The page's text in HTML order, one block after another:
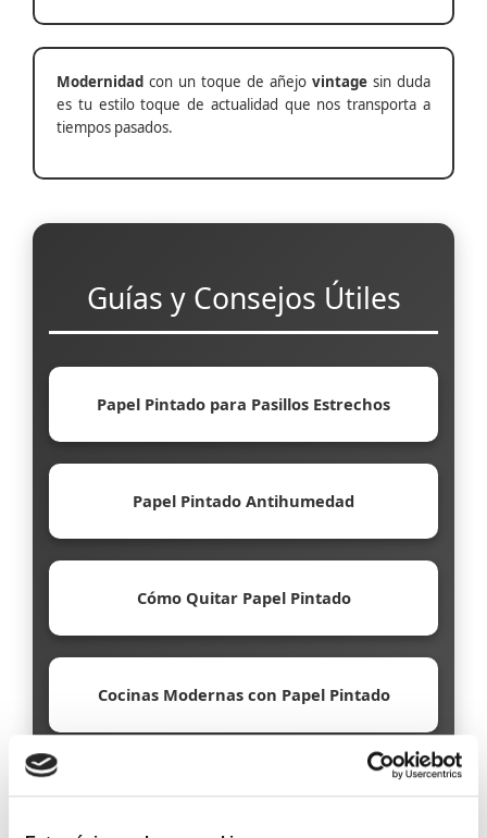
Modernidad con un toque de añejo vintage sin duda
es tu estilo toque de actualidad que nos transporta a
tiempos pasados.
Guías y Consejos Útiles
Papel Pintado para Pasillos Estrechos
Papel Pintado Antihumedad
Cómo Quitar Papel Pintado
Cocinas Modernas con Papel Pintado
Papel Pintado Ecológico